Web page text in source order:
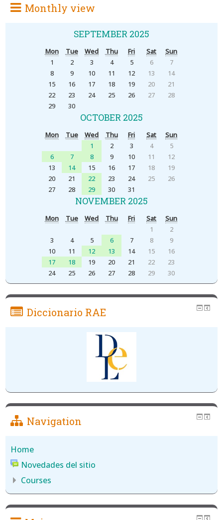
Monthly view
SEPTEMBER 2025
Mon Tue Wed Thu Fri Sat
Sun
1
2 3 4 5 6
7
8
9 10 11 12 13
14
15
16 17 18 19 20
21
22
23 24 25 26 27
28
29
30
OCTOBER 2025
Mon Tue Wed Thu Fri Sat
Sun
1
2 3 4
5
6
7 8 9 10 11
12
13
14 15 16 17 18
19
20
21 22 23 24 25
26
27
28 29 30 31
NOVEMBER 2025
Mon Tue Wed Thu Fri Sat
Sun
1
2
3
4 5 6 7 8
9
10
11 12 13 14 15
16
17
18 19 20 21 22
23
24
25 26 27 28 29 30
Diccionario RAE
Navigation
Home
Novedades del sitio
Courses